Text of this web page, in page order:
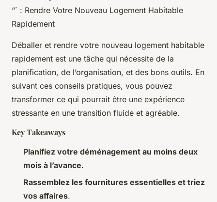
“` : Rendre Votre Nouveau Logement Habitable
Rapidement
Déballer et rendre votre nouveau logement habitable
rapidement est une tâche qui nécessite de la
planification, de l’organisation, et des bons outils. En
suivant ces conseils pratiques, vous pouvez
transformer ce qui pourrait être une expérience
stressante en une transition fluide et agréable.
Key Takeaways
Planifiez votre déménagement au moins deux
mois à l’avance.
Rassemblez les fournitures essentielles et triez
vos affaires.